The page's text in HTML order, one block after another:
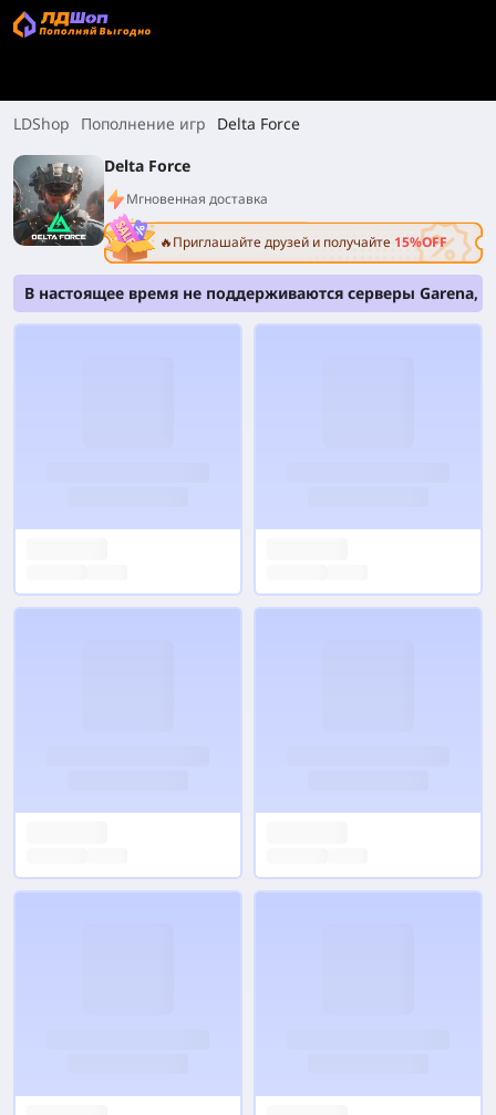
LDShop Пополнение игр
Delta Force
Delta Force
Мгновенная доставка
🔥Приглашайте друзей и получайте 15%OFF
В настоящее время не поддерживаются серверы Garena,